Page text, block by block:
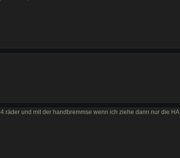
räder und mit der handbremmse wenn ich ziehe dann nur die HA